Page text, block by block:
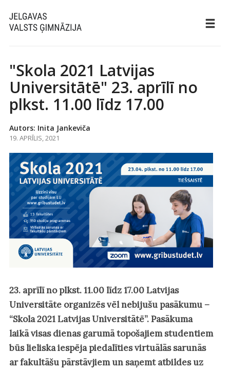
"Skola 2021 Latvijas
Universitātē" 23. aprīlī no
plkst. 11.00 līdz 17.00
Autors: Inita Jankeviča
19. APRĪLIS, 2021
23. aprīlī no plkst. 11.00 līdz 17.00 Latvijas
Universitāte organizēs vēl nebijušu pasākumu –
“Skola 2021 Latvijas Universitātē”. Pasākuma
laikā visas dienas garumā topošajiem studentiem
būs lieliska iespēja piedalīties virtuālās sarunās
ar fakultāšu pārstāvjiem un saņemt atbildes uz